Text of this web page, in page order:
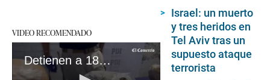
VIDEO RECOMENDADO
Detienen a 18 miembros de la banda criminal Tren de Aragua en Chile
Israel: un muerto
y tres heridos en
Tel Aviv tras un
supuesto ataque
terrorista